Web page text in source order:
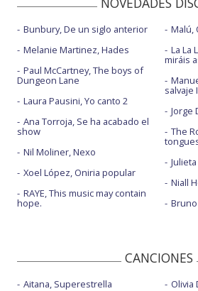
Bunbury, De un siglo anterior
Melanie Martinez, Hades
Paul McCartney, The boys of
Dungeon Lane
Laura Pausini, Yo canto 2
Ana Torroja, Se ha acabado el
show
Nil Moliner, Nexo
Xoel López, Oniria popular
RAYE, This music may contain
hope.
Malú,
La La
miráis
salvaje I
Jorge
The
Niall
CANCIONES
Aitana, Superestrella Olivia